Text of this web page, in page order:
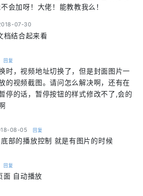
会加呀！大佬！能教教我么！
07-30
档结合起来看
回复
时，视频地址切换了，但是封面图片一
的视频截图。请问怎么解决啊，还有在
停的话，暂停按钮的样式修改不了,会的
08-05 回复
部的播放控制 就是有图片的时候
回复
面 自动播放